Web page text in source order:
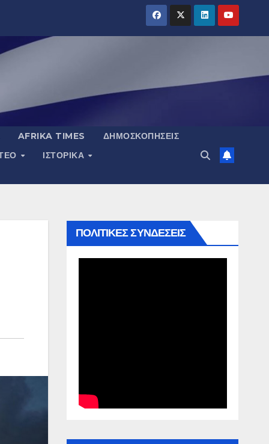
AFRIKA TIMES
ΔΗΜΟΣΚΟΠΉΣΕΙΣ
ΙΣΤΟΡΙΚΆ
ΠΟΛΙΤΙΚΕΣ ΣΥΝΔΕΣΕΙΣ